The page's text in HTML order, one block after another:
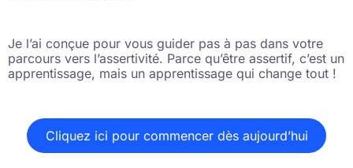
Je l’ai conçue pour vous guider pas à pas dans votre
parcours vers l’assertivité. Parce qu’être assertif, c’est un
apprentissage, mais un apprentissage qui change tout !
Cliquez ici pour commencer dès aujourd’hui